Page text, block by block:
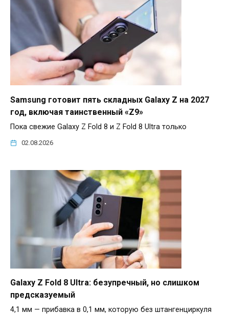
Samsung готовит пять складных Galaxy Z на 2027
год, включая таинственный «Z9»
Пока свежие Galaxy Z Fold 8 и Z Fold 8 Ultra только
02.08.2026
Galaxy Z Fold 8 Ultra: безупречный, но слишком
предсказуемый
4,1 мм — прибавка в 0,1 мм, которую без штангенциркуля